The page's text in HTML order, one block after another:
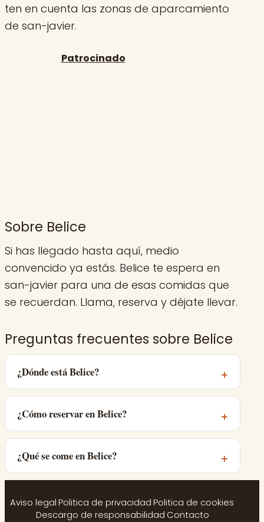
ten en cuenta las zonas de aparcamiento
de san-javier.
Sobre Belice
Si has llegado hasta aquí, medio
convencido ya estás. Belice te espera en
san-javier para una de esas comidas que
se recuerdan. Llama, reserva y déjate llevar.
Preguntas frecuentes sobre Belice
¿Dónde está Belice?
¿Cómo reservar en Belice?
¿Qué se come en Belice?
Aviso legal·Politica de privacidad·Politica de cookies·
Descargo de responsabilidad·Contacto